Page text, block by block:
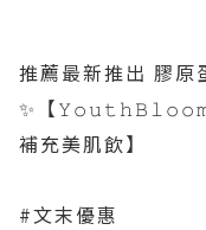
推薦最新推出 膠原
✨【
補充美肌飲】
#文末優惠